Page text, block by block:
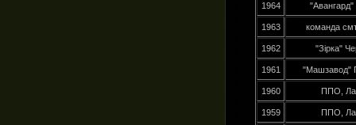
1964
1963 команда
1962 "Зірка"
1961 "Машзавод"
1960 ППО,
1959 ППО,